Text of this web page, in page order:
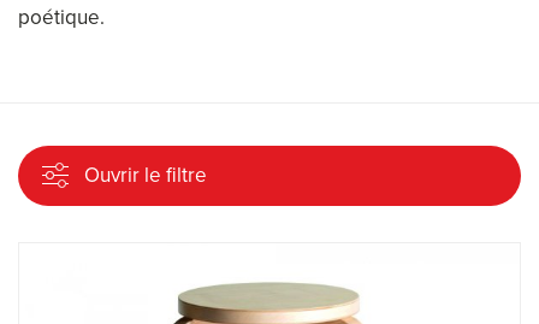
poétique.
Ouvrir le filtre